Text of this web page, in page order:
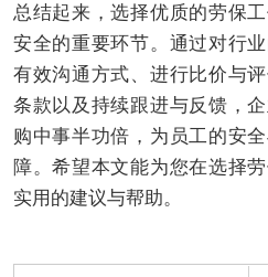
总结起来，选择优质的劳保
安全的重要环节。通过对行
有效沟通方式、进行比价与
条款以及持续跟进与反馈，
购中事半功倍，为员工的安
障。希望本文能为您在选择
实用的建议与帮助。